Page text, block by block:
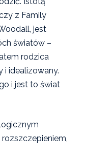
z Family
jest
światów –
rodzica
i idealizowany.
i jest to świat